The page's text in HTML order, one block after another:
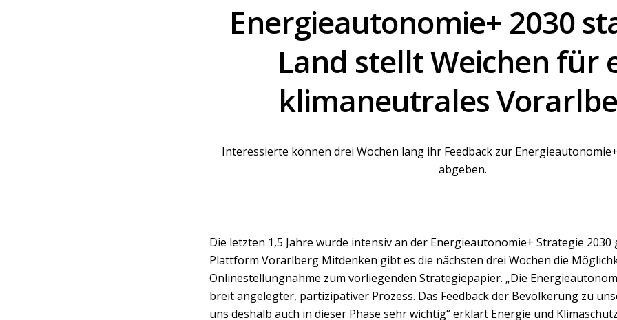
Energieautonomie+ 2030
Land stellt Weichen für
klimaneutrales
Interessierte können drei Wochen lang ihr Feedback zur
abgeben.
Die letzten 1,5 Jahre wurde intensiv an der Energieautonomie+ Strategie
Plattform Vorarlberg Mitdenken gibt es die nächsten drei Wochen die
Onlinestellungnahme zum vorliegenden Strategiepapier. „Die
breit angelegter, partizipativer Prozess. Das Feedback der Bevölkerung zu
uns deshalb auch in dieser Phase sehr wichtig“ erklärt Energie und